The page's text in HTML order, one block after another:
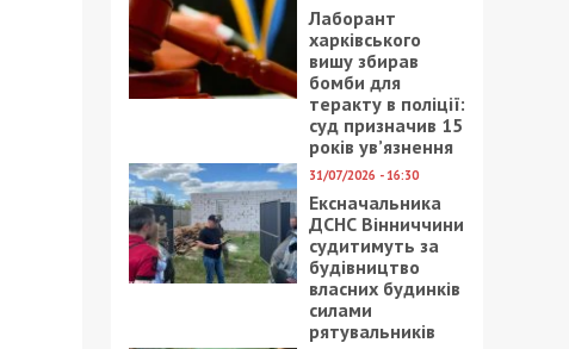
Лаборант
харківського
вишу збирав
бомби для
теракту в поліції:
суд призначив 15
років ув’язнення
31/07/2026 - 16:30
Ексначальника
ДСНС Вінниччини
судитимуть за
будівництво
власних будинків
силами
рятувальників